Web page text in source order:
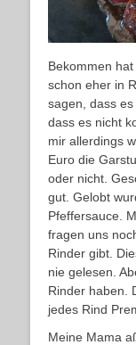
Bekommen
schon eher in
sagen, dass
dass es nicht
mir allerdings
Euro die
oder nicht.
gut. Gelobt
Pfeffersauce.
fragen uns
Rinder gibt.
nie gelesen.
Rinder haben.
jedes Rind
Meine Mama